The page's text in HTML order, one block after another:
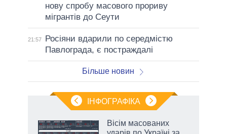
нову спробу масового прориву
мігрантів до Сеути
21:57
Росіяни вдарили по середмістю
Павлограда, є постраждалі
Більше новин
ІНФОГРАФІКА
Вісім масованих